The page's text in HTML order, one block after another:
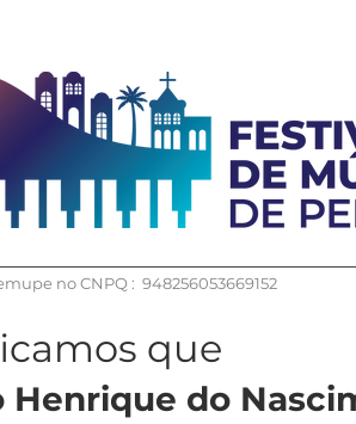
no CNPQ : 948256053669152
que
Henrique do